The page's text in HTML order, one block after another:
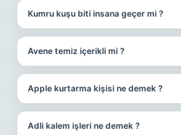
Kumru kuşu biti insana geçer mi ?
Avene temiz içerikli mi ?
Apple kurtarma kişisi ne demek ?
Adli kalem işleri ne demek ?